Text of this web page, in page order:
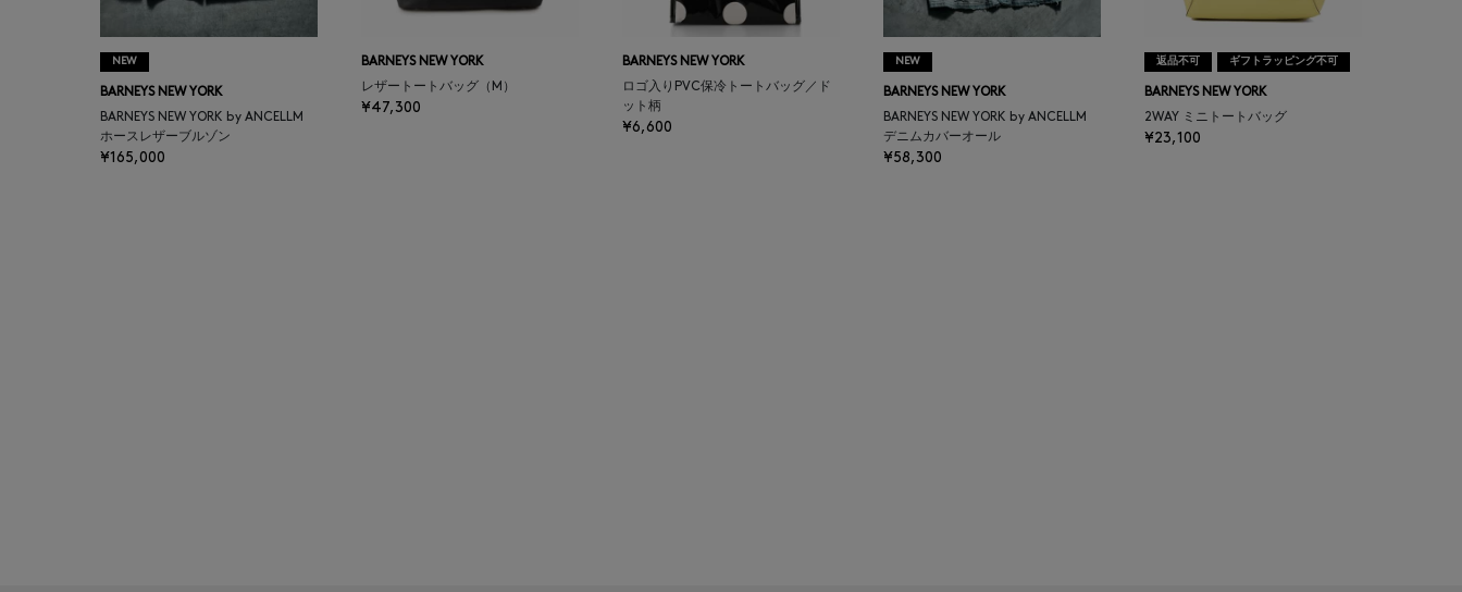
AUTRY
BAGUTTA
BAKUNE
NEW
BARNEYS NEW YORK
BARNEYS NEW YORK by ANCELLM
ホースレザーブルゾン
¥165,000
BARNEYS NEW YORK
レザートートバッグ（M）
¥47,300
BARNEYS NEW YORK
ロゴ入りPVC保冷トートバッグ／ド
ット柄
¥6,600
NEW
BARNEYS NEW YORK
BARNEYS NEW YORK by ANCELLM
デニムカバーオール
¥58,300
返品不可 ギフトラッピング不可
BARNEYS NEW YORK
2WAY ミニトートバッグ
¥23,100